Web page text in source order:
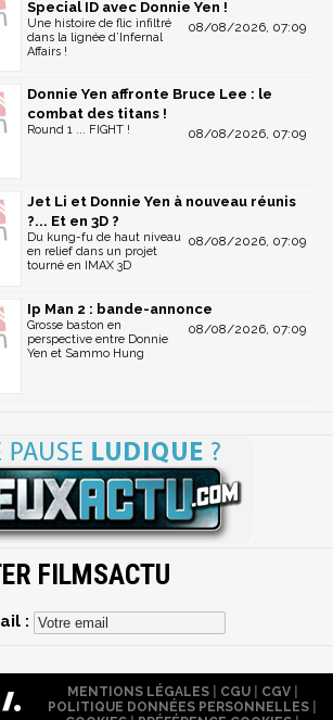
Special ID avec Donnie Yen !
08/08/2026, 07:09
Une histoire de flic infiltré
dans la lignée d’Infernal
Affairs !
Donnie Yen affronte Bruce Lee : le
combat des titans !
08/08/2026, 07:09
Round 1 ... FIGHT !
Jet Li et Donnie Yen à nouveau réunis
?... Et en 3D ?
08/08/2026, 07:09
Du kung-fu de haut niveau
en relief dans un projet
tourné en IMAX 3D
Ip Man 2 : bande-annonce
08/08/2026, 07:09
Grosse baston en
perspective entre Donnie
Yen et Sammo Hung
FILMSACTU
:
MENTIONS LÉGALES| CGU| CGV|
POLITIQUE DONNÉES PERSONNELLES